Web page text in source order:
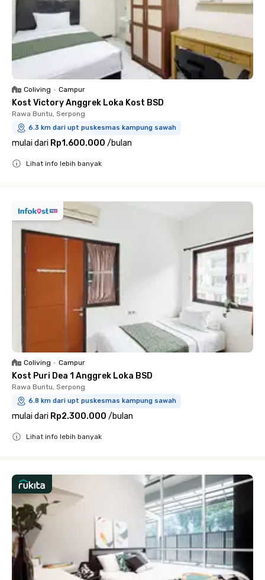
Coliving • Campur
Kost Victory Anggrek Loka Kost BSD
Rawa Buntu, Serpong
6.3 km dari upt puskesmas kampung sawah
mulai dari Rp1.600.000 /bulan
Lihat info lebih banyak
Coliving • Campur
Kost Puri Dea 1 Anggrek Loka BSD
Rawa Buntu, Serpong
6.8 km dari upt puskesmas kampung sawah
mulai dari Rp2.300.000 /bulan
Lihat info lebih banyak